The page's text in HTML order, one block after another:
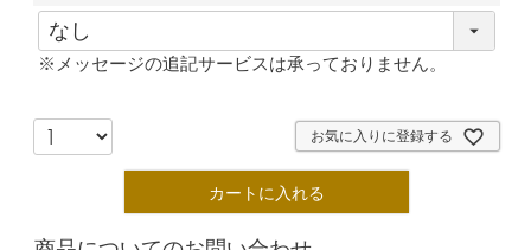
※メッセージの追記サービスは承っておりません。
お気に入りに登録する
カートに入れる